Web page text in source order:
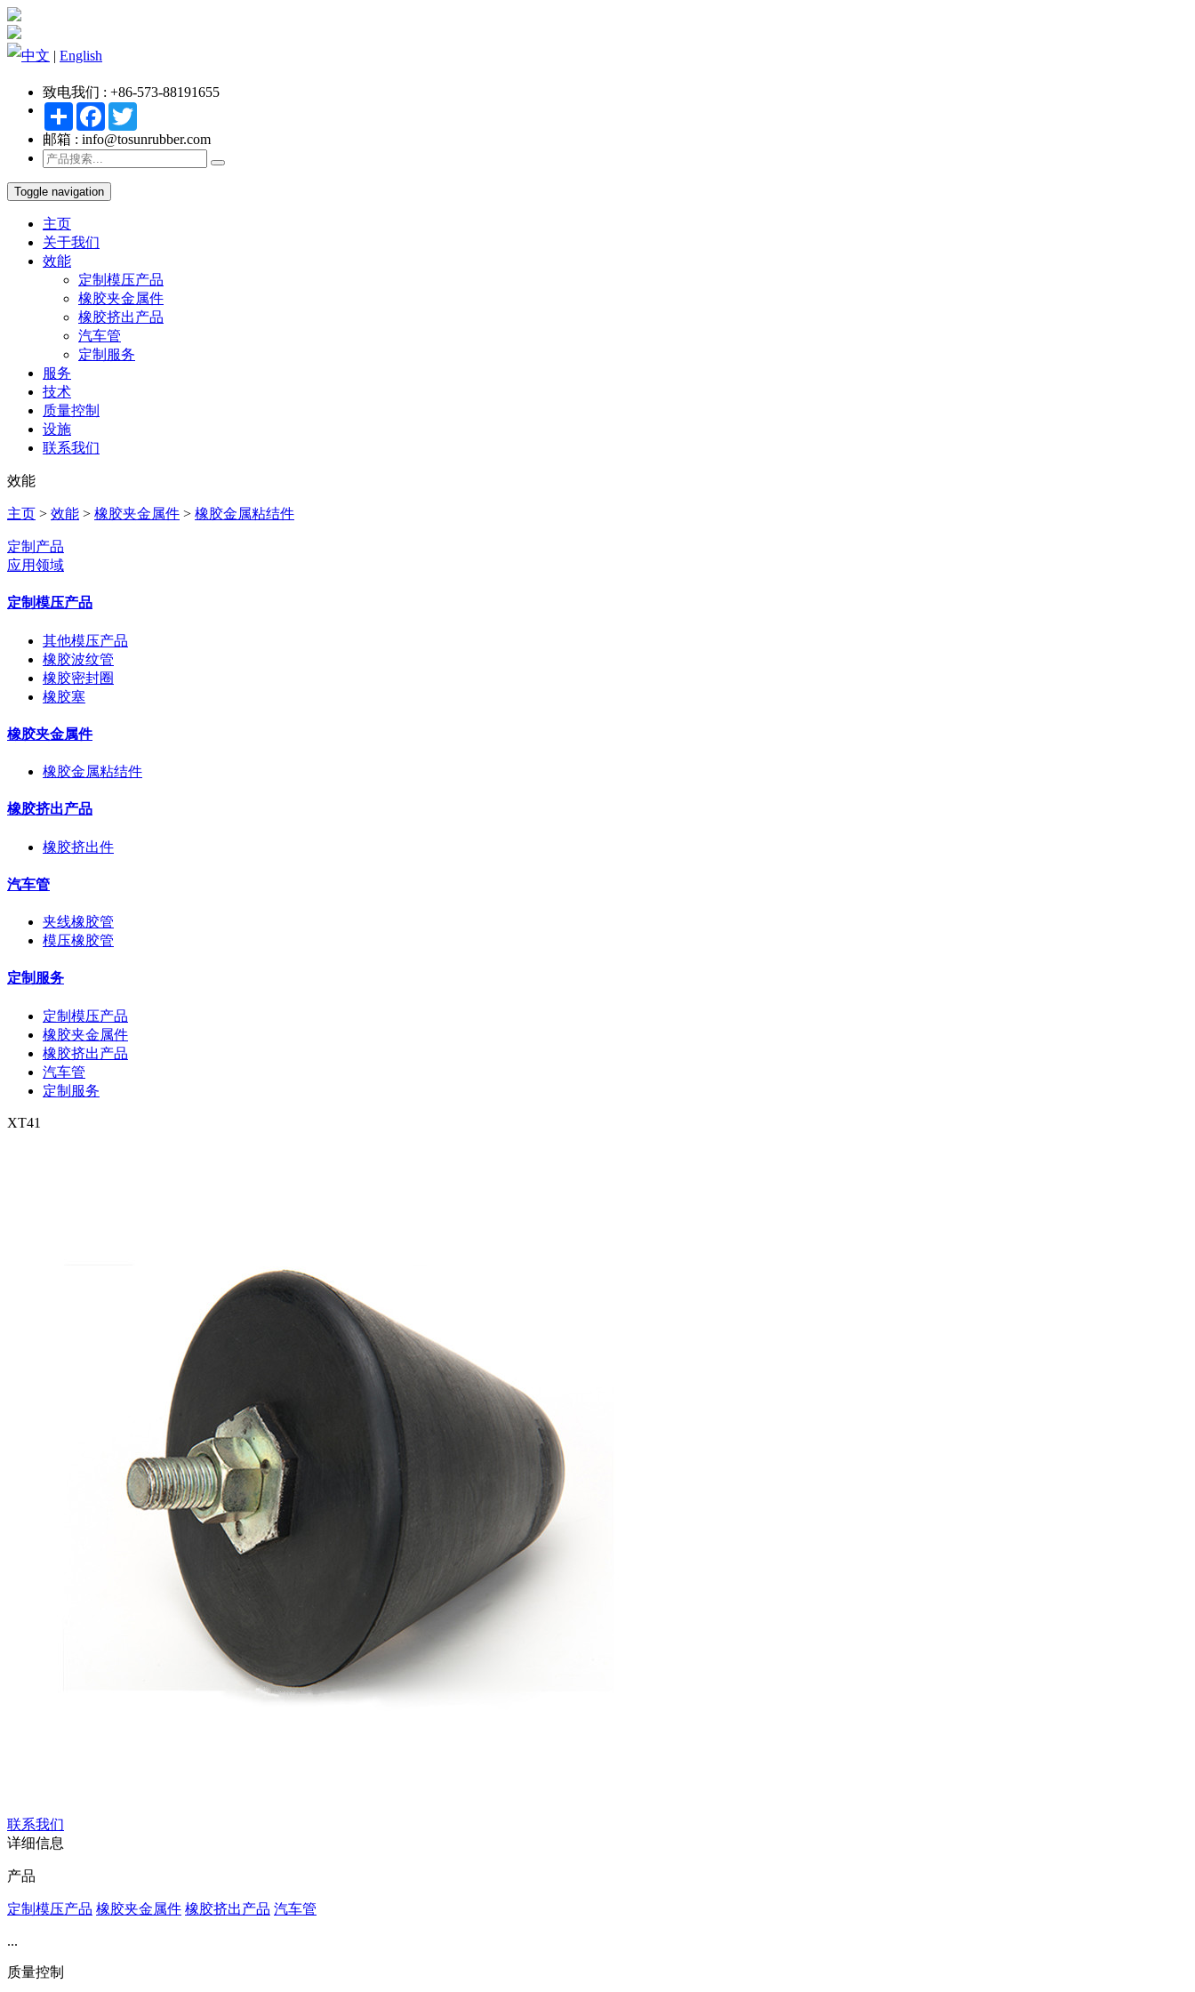
中文 | English
致电我们 : +86-573-88191655
Share Facebook
邮箱 : info@tosunrubber.com
Toggle navigation
主页
关于我们
效能
定制模压产品
橡胶夹金属件
橡胶挤出产品
汽车管
定制服务
服务
技术
质量控制
设施
联系我们
效能
主页 > 效能 > 橡胶夹金属件 > 橡胶金属粘结件
定制产品
应用领域
定制模压产品
其他模压产品
橡胶波纹管
橡胶密封圈
橡胶塞
橡胶夹金属件
橡胶金属粘结件
橡胶挤出产品
橡胶挤出件
汽车管
夹线橡胶管
模压橡胶管
定制服务
定制模压产品
橡胶夹金属件
橡胶挤出产品
汽车管
定制服务
XT41
联系我们
详细信息
产品
定制模压产品 橡胶夹金属件 橡胶挤出产品 汽车管
...
质量控制